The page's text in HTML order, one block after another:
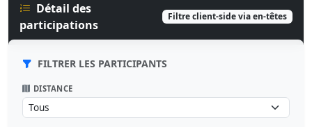
Détail des
participations
Filtre client-side via en-têtes
FILTRER LES PARTICIPANTS
DISTANCE